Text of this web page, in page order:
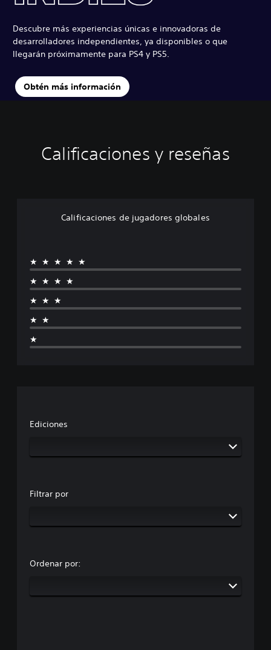
Descubre más experiencias únicas e innovadoras de
desarrolladores independientes, ya disponibles o que
llegarán próximamente para PS4 y PS5.
Obtén más información
Calificaciones y reseñas
Calificaciones de jugadores globales
★★★★★
★★★★
★★★
★★
★
Ediciones
Filtrar por
Ordenar por: